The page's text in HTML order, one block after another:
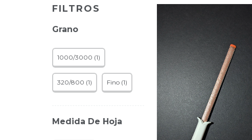
FILTROS
Grano
1000/3000 (1)
320/800 (1) Fino (1)
Medida De Hoja